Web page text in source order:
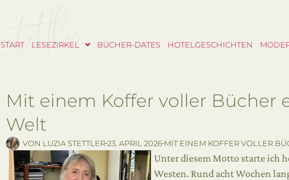
START LESEZIRKEL BÜCHER-DATES HOTELGESCHICHTEN
Mit einem Koffer voller Bücher
Welt
VON LUZIA STETTLER23. APRIL 2026 MIT EINEM KOFFER VOLLER
Unter diesem Motto starte ich
Westen. Rund acht Wochen